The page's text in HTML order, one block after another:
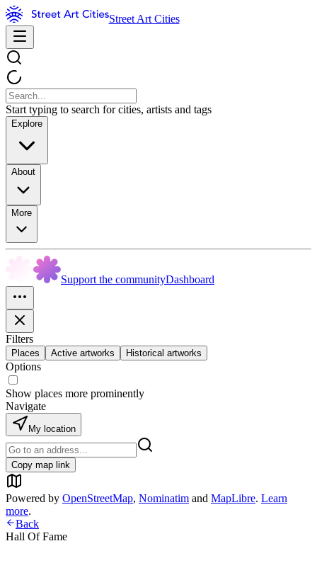
Street Art Cities
Start typing to search for cities, artists and tags
Explore
About
More
Support the communityDashboard
Filters
Places Active artworks Historical artworks
Options
Show places more prominently
Navigate
My location
Copy map link
Powered by OpenStreetMap, Nominatim and MapLibre. Learn
more.
Back
Hall Of Fame